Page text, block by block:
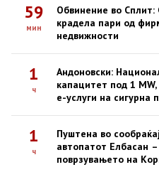
59
мин
Обвинение во Сплит:
крадела пари од
недвижности
1
ч
Андоновски:
капацитет под 1
е-услуги на сигурна
1
ч
Пуштена во
автопатот Елбасан
поврзувањето на